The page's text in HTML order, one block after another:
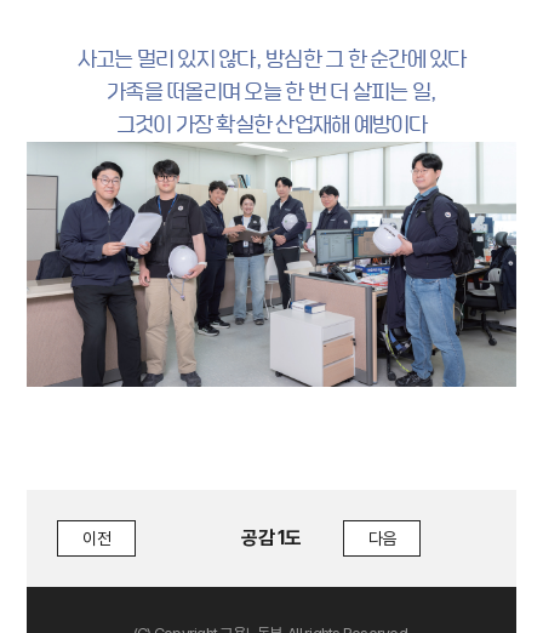
사고는 멀리 있지 않다, 방심한 그 한 순간에 있다
가족을 떠올리며 오늘 한 번 더 살피는 일,
그것이 가장 확실한 산업재해 예방이다
이전 공감 1도 다음